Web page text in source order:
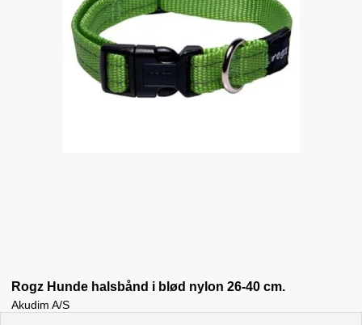
Rogz Hunde halsbånd i blød nylon 26-40 cm.
Akudim A/S